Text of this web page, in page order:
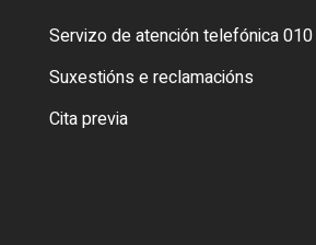
Servizo de atención telefónica 010
Suxestións e reclamacións
Cita previa